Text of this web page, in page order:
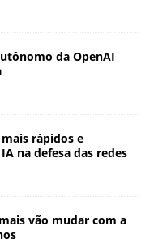
da OpenAI
rápidos e
na defesa das redes
vão mudar com a